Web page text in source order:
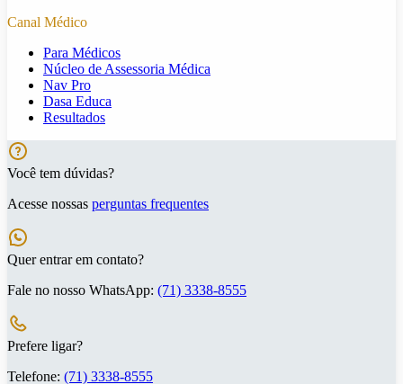
Canal Médico
Para Médicos
Núcleo de Assessoria Médica
Nav Pro
Dasa Educa
Resultados
Você tem dúvidas?
Acesse nossas perguntas frequentes
Quer entrar em contato?
Fale no nosso WhatsApp: (71) 3338-8555
Prefere ligar?
Telefone: (71) 3338-8555